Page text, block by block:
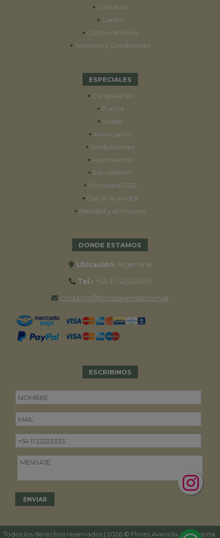
• Contacto
• Carrito
• Costos de Envío
• Términos y Condiciones
ESPECIALES
• Cumpleaños
• 15 años
• Bodas
• Aniversarios
• Graduaciones
• Nacimientos
• San Valentín
• Primavera 2022
• Día de la madre
• Navidad y año nuevo
DONDE ESTAMOS
Ubicación: Argentina
Tel.: +54 11 42520309
contacto@floresavenida.com.ar
ESCRIBINOS
Todos los derechos reservados | 2026 © Flores Avenida. | Argentina.